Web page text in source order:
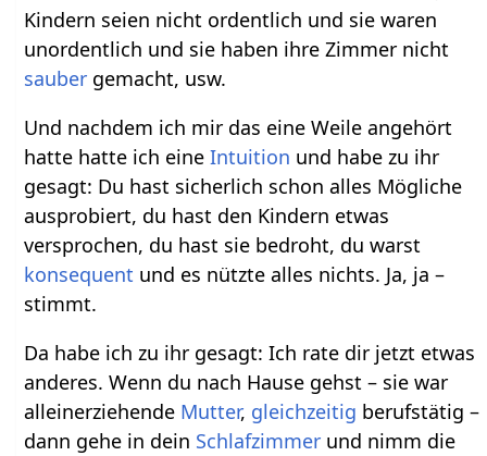
Kindern seien nicht ordentlich und sie waren
unordentlich und sie haben ihre Zimmer nicht
sauber gemacht, usw.
Und nachdem ich mir das eine Weile angehört
hatte hatte ich eineIntuition und habe zu ihr
gesagt: Du hast sicherlich schon alles Mögliche
ausprobiert, du hast den Kindern etwas
versprochen, du hast sie bedroht, du warst
konsequent und es nützte alles nichts. Ja, ja –
stimmt.
Da habe ich zu ihr gesagt: Ich rate dir jetzt etwas
anderes. Wenn du nach Hause gehst – sie war
alleinerziehende Mutter, gleichzeitig berufstätig –
dann gehe in dein Schlafzimmer und nimm die